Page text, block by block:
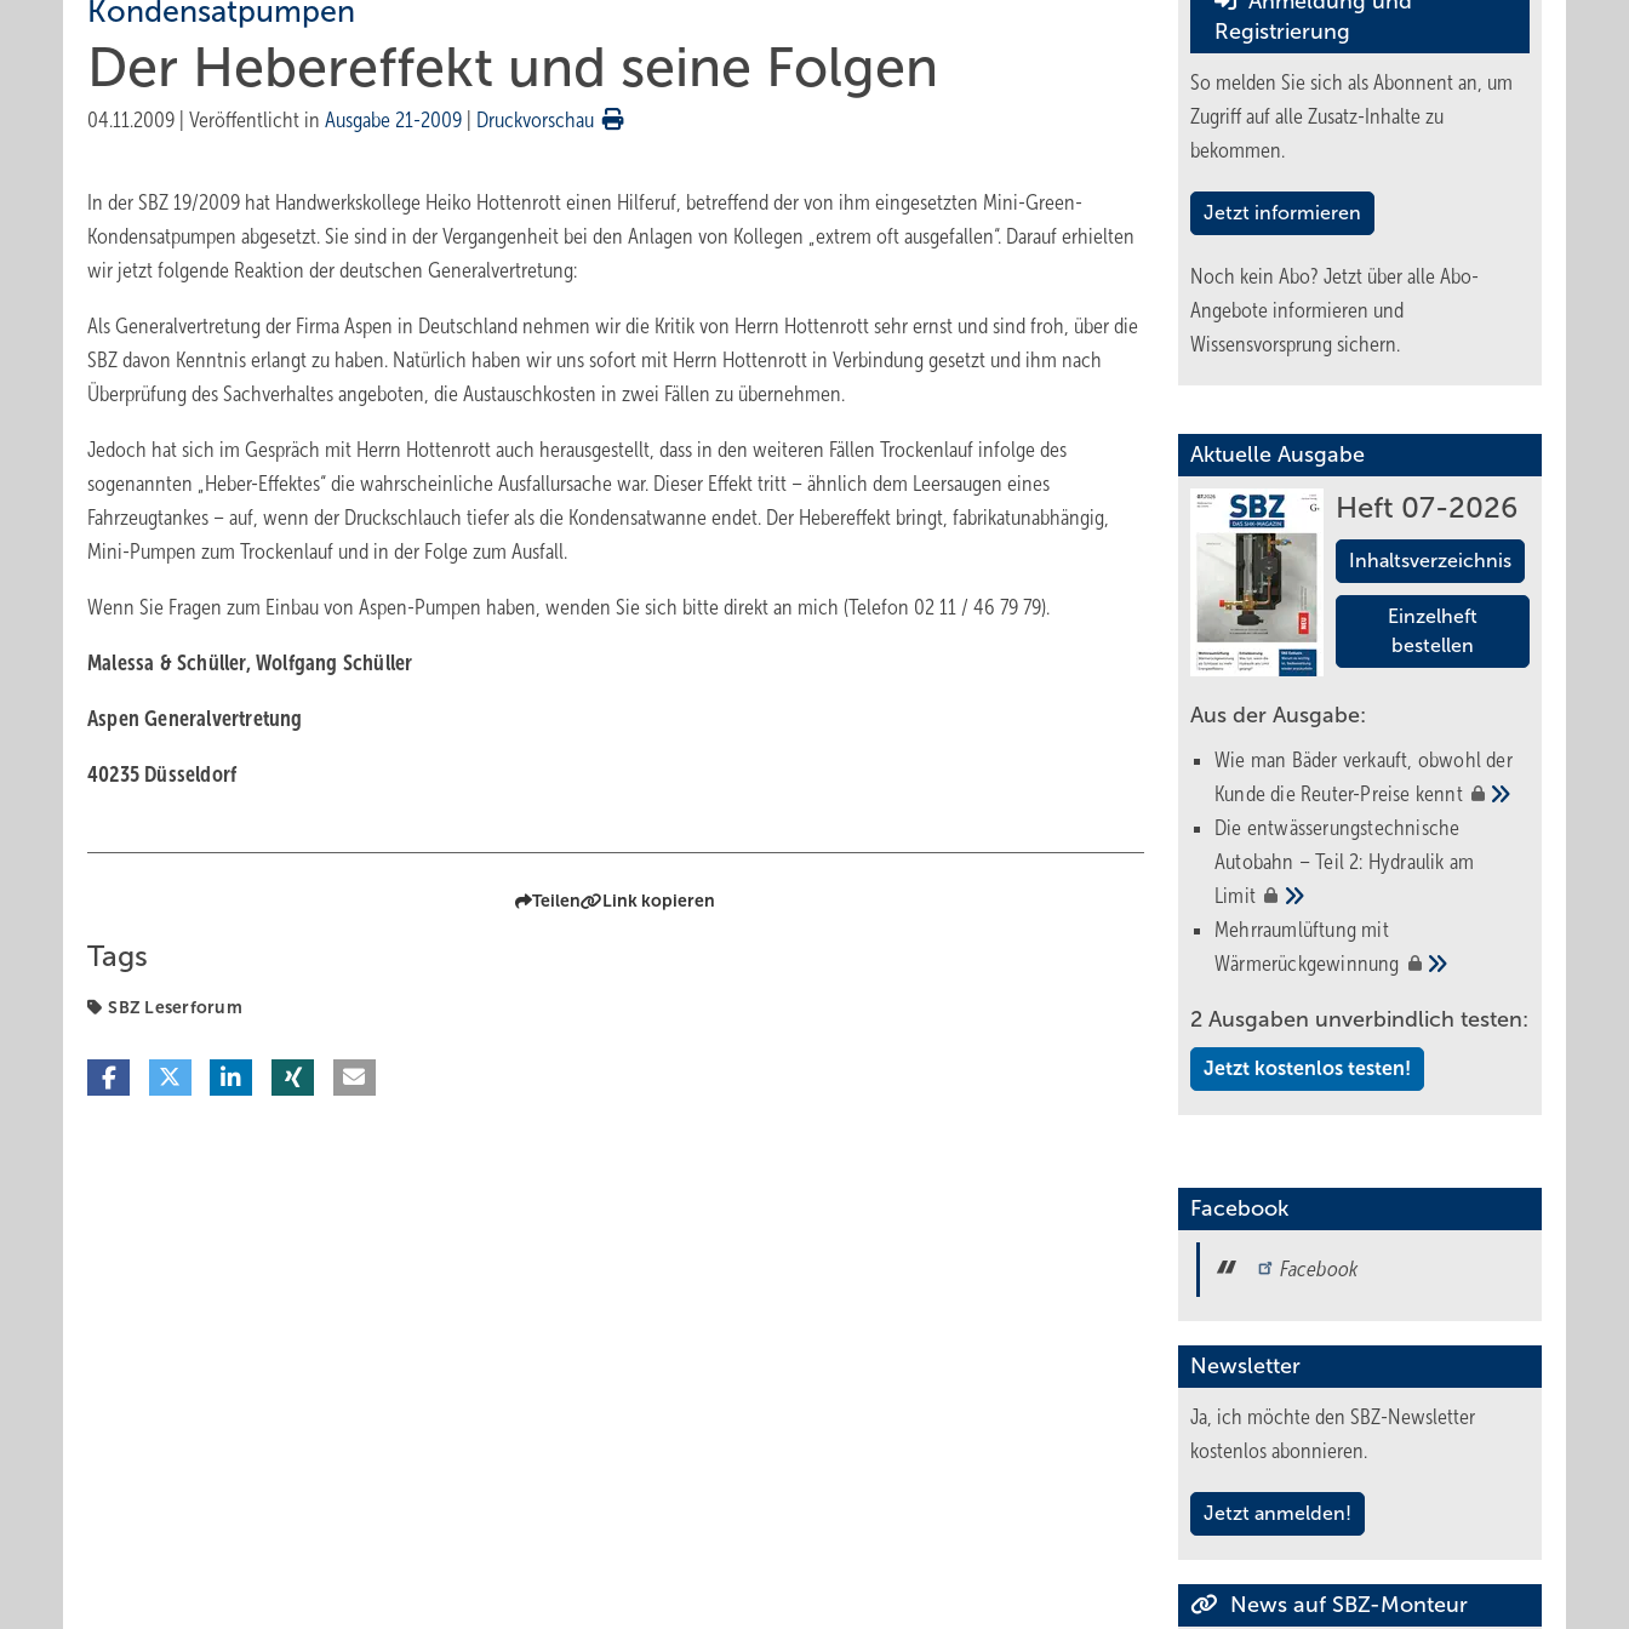
Kondensatpumpen
Der Hebereffekt und seine Folgen
04.11.2009 Veröffentlicht in Ausgabe 21-2009 Druckvorschau
In der SBZ 19/2009 hat Handwerkskollege Heiko Hottenrott einen Hilferuf, betreffend der von ihm eingesetzten Mini-Green-
Kondensatpumpen abgesetzt. Sie sind in der Vergangenheit bei den Anlagen von Kollegen „extrem oft ausgefallen“. Darauf erhielten
wir jetzt folgende Rea­k­tion der deutschen Generalvertretung:
Als Generalvertretung der Firma Aspen in Deutschland nehmen wir die Kritik von Herrn Hottenrott sehr ernst und sind froh, über die
SBZ davon Kenntnis erlangt zu haben. Natürlich haben wir uns sofort mit Herrn Hottenrott in Verbindung gesetzt und ihm nach
Überprüfung des Sachverhaltes angeboten, die Austauschkosten in zwei Fällen zu übernehmen.
Jedoch hat sich im Gespräch mit Herrn Hottenrott auch herausgestellt, dass in den weiteren Fällen Trockenlauf infolge des
sogenannten „Heber-Effektes“ die wahrscheinliche Ausfallursache war. Dieser Effekt tritt – ähnlich dem Leersaugen eines
Fahrzeugtankes – auf, wenn der Druckschlauch tiefer als die Kondensatwanne endet. Der Hebereffekt bringt, fabrikatunabhängig,
Mini-Pumpen zum Trockenlauf und in der Folge zum Ausfall.
Wenn Sie Fragen zum Einbau von Aspen-Pumpen haben, wenden Sie sich bitte direkt an mich (Telefon 02 11 / 46 79 79).
Malessa & Schüller, Wolfgang Schüller
Aspen Generalvertretung
40235 Düsseldorf
Teilen Link kopieren
Tags
SBZ Leserforum
Registrierung
So melden Sie sich als Abonnent an, um
Zugriff auf alle Zusatz-Inhalte zu
bekommen.
Jetzt informieren
Noch kein Abo? Jetzt über alle Abo-
Angebote informieren und
Wissensvorsprung sichern.
Aktuelle Ausgabe
Heft 07-2026
Inhaltsverzeichnis
Einzelheft
bestellen
Aus der Ausgabe:
Wie man Bäder verkauft, obwohl der
Kunde die Reuter-Preise kennt
Die entwässerungstechnische
Autobahn – Teil 2: Hydraulik am
Limit
Mehrraumlüftung mit
Wärmerückgewinnung
2 Ausgaben unverbindlich testen:
Jetzt kostenlos testen!
Facebook
Facebook
Newsletter
Ja, ich möchte den SBZ-Newsletter
kostenlos abonnieren.
Jetzt anmelden!
News auf SBZ-Monteur